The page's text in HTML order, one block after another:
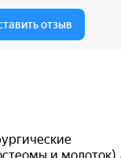
Общие
для